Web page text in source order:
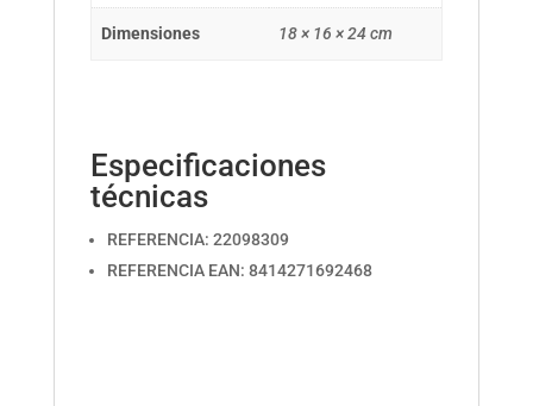
Dimensiones 18 × 16 × 24 cm
Especificaciones
técnicas
REFERENCIA: 22098309
REFERENCIA EAN: 8414271692468